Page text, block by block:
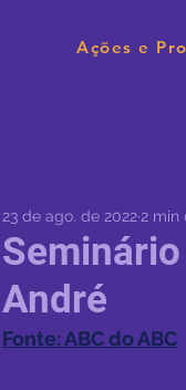
Ações e
André
23 de ago. de 2022 2 min
Fonte: ABC do ABC